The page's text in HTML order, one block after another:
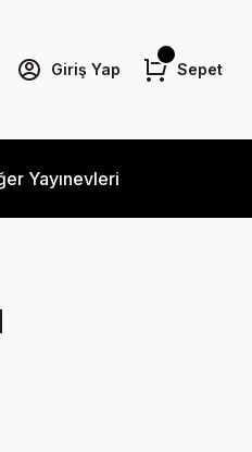
Giriş Yap Sepet
Yayınevleri